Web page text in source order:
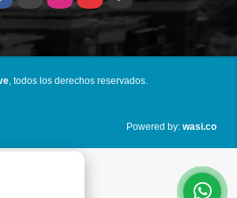
, todos los derechos reservados.
Powered by: wasi.co